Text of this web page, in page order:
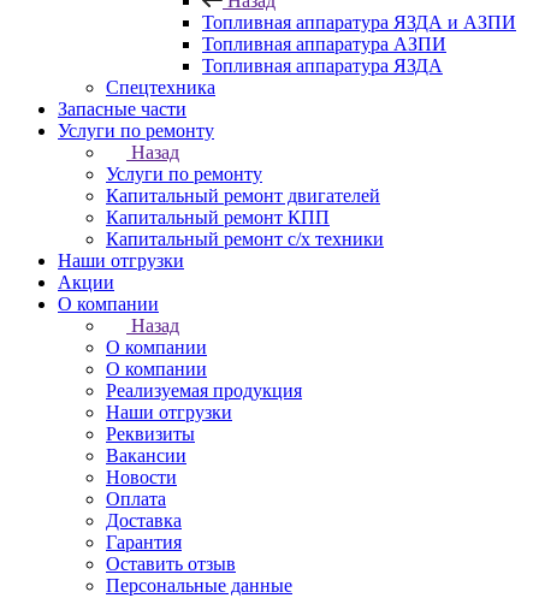
Топливная аппаратура ЯЗДА и АЗПИ
Топливная аппаратура АЗПИ
Топливная аппаратура ЯЗДА
Спецтехника
Запасные части
Услуги по ремонту
Назад
Услуги по ремонту
Капитальный ремонт двигателей
Капитальный ремонт КПП
Капитальный ремонт с/х техники
Наши отгрузки
Акции
О компании
Назад
О компании
О компании
Реализуемая продукция
Наши отгрузки
Реквизиты
Вакансии
Новости
Оплата
Доставка
Гарантия
Оставить отзыв
Персональные данные